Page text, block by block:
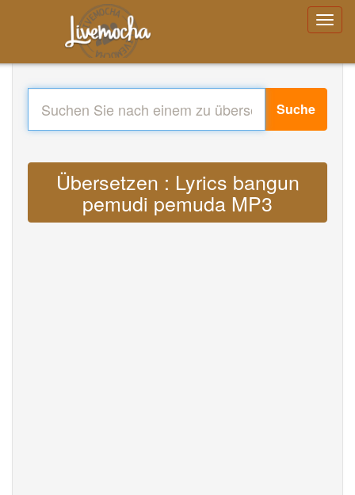
Suche
Übersetzen : Lyrics bangun
pemudi pemuda MP3